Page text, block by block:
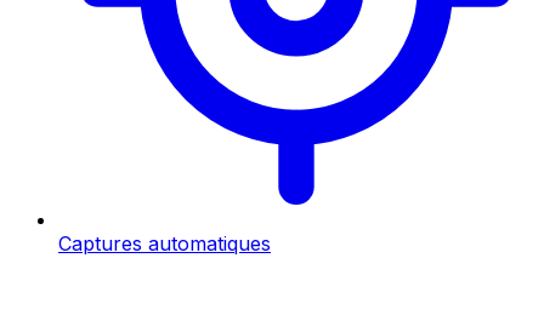
Captures automatiques